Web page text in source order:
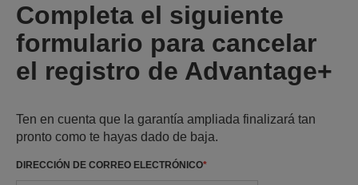
Completa el siguiente
formulario para cancelar
el registro de Advantage+
Ten en cuenta que la garantía ampliada finalizará tan
pronto como te hayas dado de baja.
DIRECCIÓN DE CORREO ELECTRÓNICO*